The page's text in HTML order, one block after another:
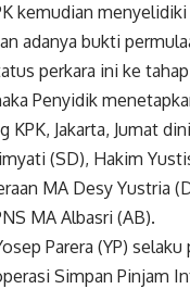
kemudian
adanya bukti
perkara ini ke
Penyidik
Jakarta, Jumat
(SD), Hakim
MA Desy Yustria
MA Albasri (AB).
Parera (YP)
Simpan Pinjam